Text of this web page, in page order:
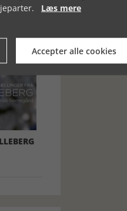
Læs mere
Accepter alle cookies